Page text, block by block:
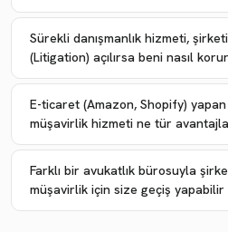
Sürekli danışmanlık hizmeti,
(Litigation) açılırsa beni nasıl
E-ticaret (Amazon, Shopify)
müşavirlik hizmeti ne tür
Farklı bir avukatlık bürosuyla
müşavirlik için size geçiş yapabilir